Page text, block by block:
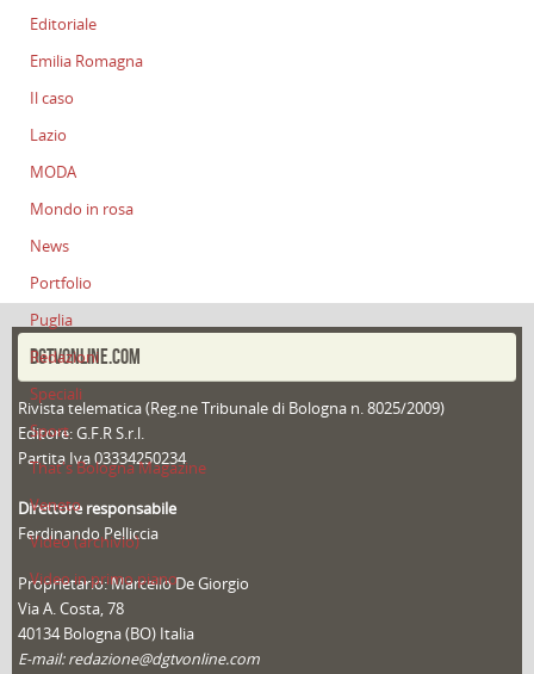
Editoriale
Emilia Romagna
Il caso
Lazio
MODA
Mondo in rosa
News
Portfolio
Puglia
Redazioni
Speciali
Sport
That's Bologna Magazine
Veneto
Video (archivio)
Video in primo piano
DGTVONLINE.COM
Rivista telematica (Reg.ne Tribunale di Bologna n. 8025/2009)
Editore: G.F.R S.r.l.
Partita Iva 03334250234
Direttore responsabile
Ferdinando Pelliccia
Proprietario: Marcello De Giorgio
Via A. Costa, 78
40134 Bologna (BO) Italia
E-mail: redazione@dgtvonline.com